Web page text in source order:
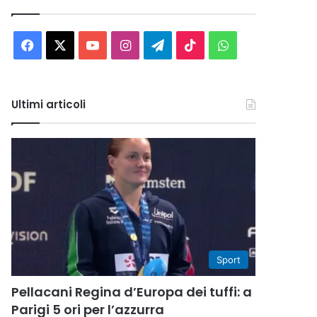
Facebook You InstagramTelegram
TikTokWhatsApp
Ultimi articoli
Sport
Pellacani Regina d’Europa dei tuffi: a
Parigi 5 ori per l’azzurra